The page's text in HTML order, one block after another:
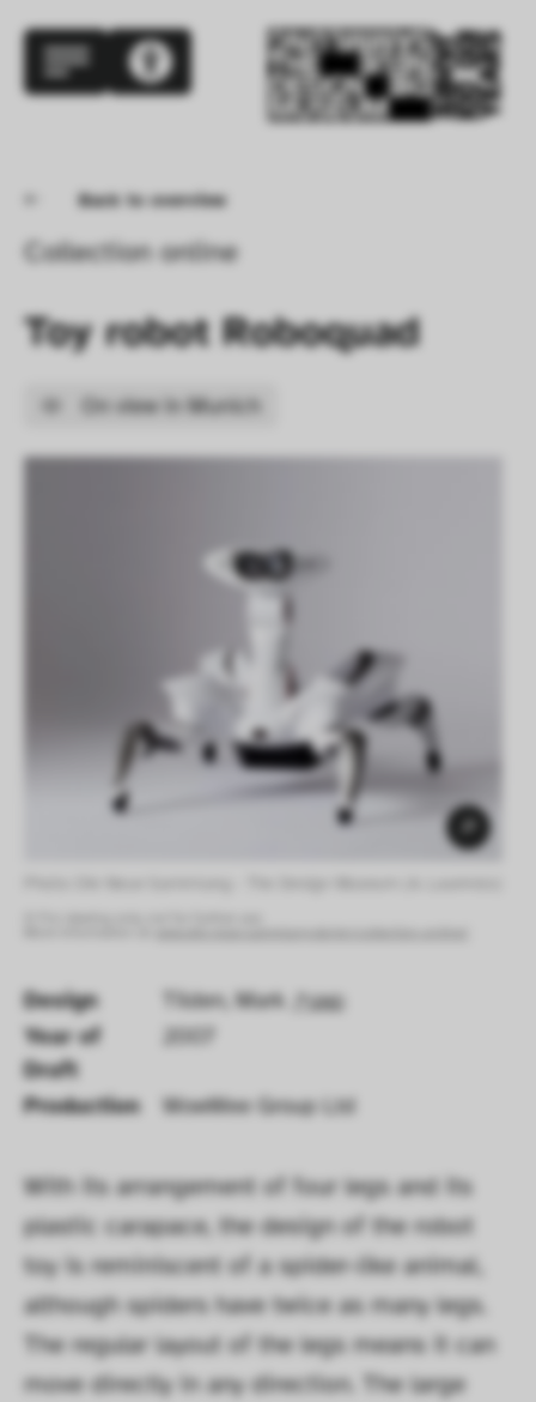
Back to overview
Collection online
Toy robot Roboquad
On view in Munich
Design Tilden, Mark GND
Year of
Draft
2007
Production WowWee Group Ltd
With its arrangement of four legs and its
plastic carapace, the design of the robot
toy is reminiscent of a spider-like animal,
although spiders have twice as many legs.
The regular layout of the legs means it can
move directly in any direction. The large